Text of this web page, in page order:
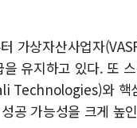
가상자산사업자
유지하고 있다. 또
Technologies)와 핵
공 가능성을 크게 높